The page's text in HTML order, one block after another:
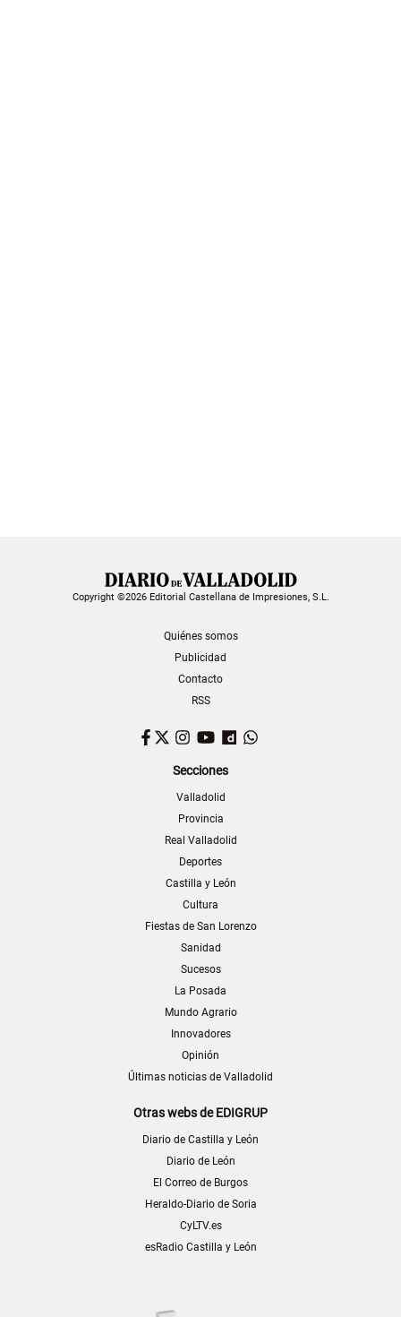
Copyright ©2026 Editorial Castellana de Impresiones, S.L.
Quiénes somos
Publicidad
Contacto
RSS
Facebook
TwitterInstagram
YouTubeDailymotion
Secciones
Valladolid
Provincia
Real Valladolid
Deportes
Castilla y León
Cultura
Fiestas de San Lorenzo
Sanidad
Sucesos
La Posada
Mundo Agrario
Innovadores
Opinión
Últimas noticias de Valladolid
Otras webs de EDIGRUP
Diario de Castilla y León
Diario de León
El Correo de Burgos
Heraldo-Diario de Soria
CyLTV.es
esRadio Castilla y León